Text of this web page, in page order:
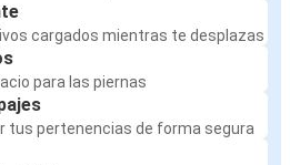
cargados mientras te desplazas
para las piernas
tus pertenencias de forma segura